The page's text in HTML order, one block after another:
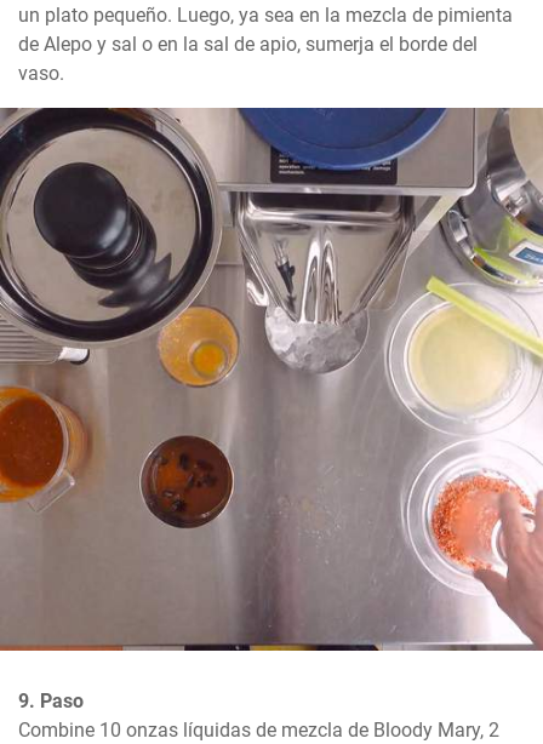
un plato pequeño. Luego, ya sea en la mezcla de pimienta
de Alepo y sal o en la sal de apio, sumerja el borde del
vaso.
9. Paso
Combine 10 onzas líquidas de mezcla de Bloody Mary, 2